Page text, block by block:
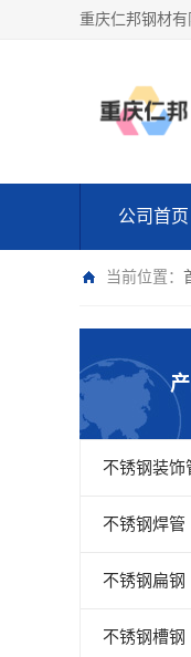
公司首页
当前位置：
不锈钢装饰
不锈钢焊管
不锈钢扁钢
不锈钢槽钢